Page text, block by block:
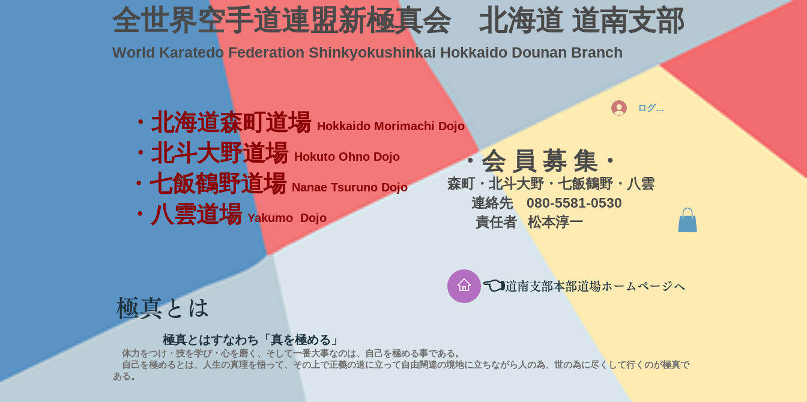
全世界空手道連盟新極真会 北海道 道南支部
World Karatedo Federation Shinkyokushinkai Hokkaido Dounan Branch
ログイン
・会 員 募 集・
森町・北斗大野・七飯鶴野・八雲
連絡先 080-5581-0530
責任者 松本淳一
・北海道森町道場 Hokkaido Morimachi Dojo
・北斗大野道場 Hokuto Ohno Dojo
・七飯鶴野道場 Nanae Tsuruno Dojo
・八雲道場 Yakumo Dojo
極真とは
👈道南支部本部道場ホームページへ
極真とはすなわち「真を極める」
体力をつけ・技を学び・心を磨く、そして一番大事なのは、自己を極める事である。
自己を極めるとは、
人生の真理を悟って、その上で正義の道に立って自由闊達の境地に立ちながら人の為、世の為に尽くして行くのが極真で
ある。